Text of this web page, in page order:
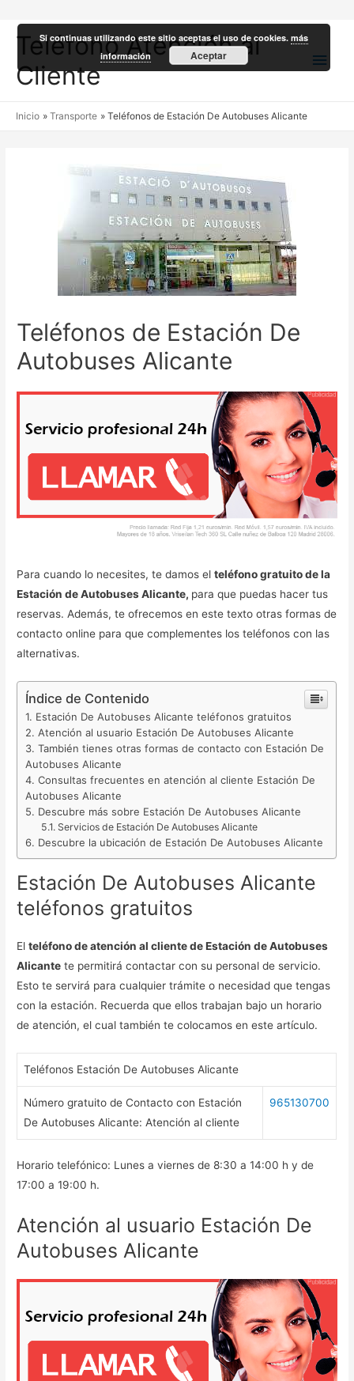
Teléfono Atención al
Cliente
Inicio Transporte Teléfonos de Estación De Autobuses Alicante
Teléfonos de Estación De
Autobuses Alicante
Para cuando lo necesites, te damos elteléfono gratuito de la
Estación de Autobuses Alicante, para que puedas hacer tus
reservas. Además, te ofrecemos en este texto otras formas de
contacto online para que complementes los teléfonos con las
alternativas.
Índice de Contenido
Estación De Autobuses Alicante teléfonos gratuitos
Atención al usuario Estación De Autobuses Alicante
También tienes otras formas de contacto con Estación De
Autobuses Alicante
Consultas frecuentes en atención al cliente Estación De
Autobuses Alicante
Descubre más sobre Estación De Autobuses Alicante
Servicios de Estación De Autobuses Alicante
Descubre la ubicación de Estación De Autobuses Alicante
Estación De Autobuses Alicante
teléfonos gratuitos
Elteléfono de atención al cliente de Estación de Autobuses
Alicante te permitirá contactar con su personal de servicio.
Esto te servirá para cualquier trámite o necesidad que tengas
con la estación. Recuerda que ellos trabajan bajo un horario
de atención, el cual también te colocamos en este artículo.
Teléfonos Estación De Autobuses Alicante
Número gratuito de Contacto con Estación
De Autobuses Alicante: Atención al cliente
965130700
Horario telefónico: Lunes a viernes de 8:30 a 14:00 h y de
17:00 a 19:00 h.
Atención al usuario Estación De
Autobuses Alicante
Si continuas utilizando este sitio aceptas el uso de cookies.más
información
Aceptar